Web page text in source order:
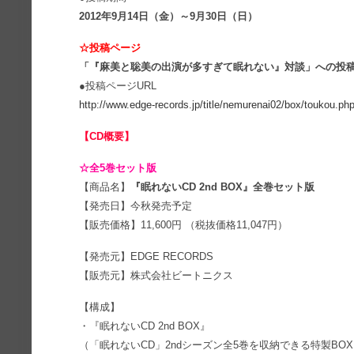
2012年9月14日（金）～9月30日（日）
☆投稿ページ
「『麻美と聡美の出演が多すぎて眠れない』対談」への投
●投稿ページURL
http://www.edge-records.jp/title/nemurenai02/box/toukou.php
【CD概要】
☆全5巻セット版
【商品名】
『眠れないCD 2nd BOX』全巻セット版
【発売日】今秋発売予定
【販売価格】11,600円 （税抜価格11,047円）
【発売元】EDGE RECORDS
【販売元】株式会社ビートニクス
【構成】
・『眠れないCD 2nd BOX』
（「眠れないCD」2ndシーズン全5巻を収納できる特製BOX